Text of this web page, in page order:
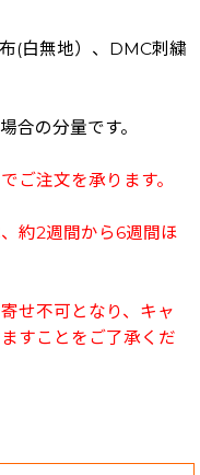
(白無地）、DMC刺繍
合の分量です。
ご注文を承ります。
約2週間から6週間ほ
せ不可となり、キャ
すことをご了承くだ